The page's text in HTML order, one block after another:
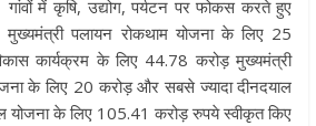
गांवों में कृषि, उद्योग, पर्यटन पर फोकस करते हुए
मुख्यमंत्री पलायन रोकथाम योजना के लिए 25
कार्यक्रम के लिए 44.78 करोड़ मुख्यमंत्री
के लिए 20 करोड़ और सबसे ज्यादा दीनदयाल
योजना के लिए 105.41 करोड़ रुपये स्वीकृत किए